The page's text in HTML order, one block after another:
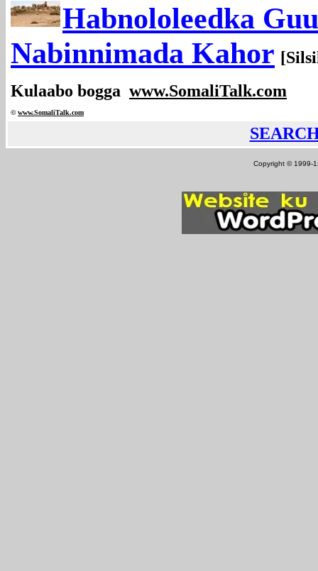
Habnololeedka
Nabinnimada Kahor
Kulaabo bogga www.SomaliTalk.com
©www.SomaliTalk.com
Copyright © 1999-